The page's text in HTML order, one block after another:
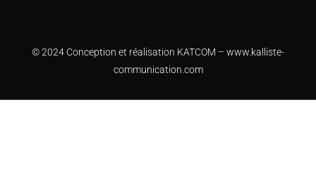
© 2024 Conception et réalisation KATCOM – www.kalliste-
communication.com